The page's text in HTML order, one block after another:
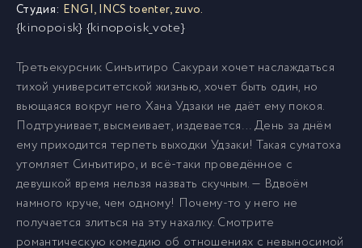
Студия: ENGI,INCS toenter,zuvo.
{kinopoisk} {kinopoisk_vote}
Третьекурсник Синъитиро Сакураи хочет наслаждаться
тихой университетской жизнью, хочет быть один, но
вьющаяся вокруг него Хана Удзаки не даёт ему покоя.
Подтрунивает, высмеивает, издевается… День за днём
ему приходится терпеть выходки Удзаки! Такая суматоха
утомляет Синъитиро, и всё-таки проведённое с
девушкой время нельзя назвать скучным. — Вдвоём
намного круче, чем одному! Почему-то у него не
получается злиться на эту нахалку. Смотрите
романтическую комедию об отношениях с невыносимой